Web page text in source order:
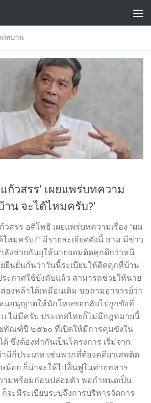
ทบาน
แก้วสรร’ เผยแพร่บทความ
น จะได้ไหมครับ?’
วสรร อติโพธิ เผยแพร่บทความเรื่อง “ผม
หมครับ?” มีรายละเอียดดังนี้ ถาม มีข่าว
ลังช่วยกันยุให้นายยอมติดคุกดีกว่าหนี
ยืนยันกันว่าวันนี้ระเบียบให้ติดคุกที่บ้าน
กาศใช้บังคับแล้ว สามารถช่วยให้นาย
งหล้าได้เหมือนเดิม ขอถามอาจารย์ว่า
นอนุญาตให้นักโทษขอกลับไปถูกขังที่
ไม่มีครับ ประเทศไทยก็ไม่มีกฎหมายนี้
ทัณฑ์ปี ๒๕๖๐ ที่เปิดให้มีการคุมขังใน
ซึ่งต้องทำกันเป็นโครงการ เริ่มจาก
มีกี่ประเภท เช่นพวกที่ต้องคดียาเสพติด
น้อย ก็น่าจะให้ไปฟื้นฟูในค่ายทหาร
ามพร้อมก่อนปล่อยตัว พอกำหนดเป็น
จะมีระเบียบระบุถึงการบริหารจัดการ